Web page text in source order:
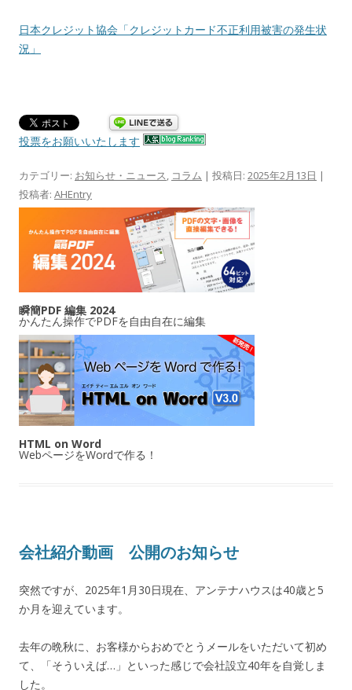
日本クレジット協会「クレジットカード不正利用被害の発生状
況」
投票をお願いいたします
カテゴリー: お知らせ・ニュース, コラム | 投稿日: 2025年2月13日 |
投稿者: AHEntry
瞬簡PDF 編集 2024
かんたん操作でPDFを自由自在に編集
HTML on Word
WebページをWordで作る！
会社紹介動画 公開のお知らせ
突然ですが、2025年1月30日現在、アンテナハウスは40歳と5
か月を迎えています。
去年の晩秋に、お客様からおめでとうメールをいただいて初め
て、「そういえば…」といった感じで会社設立40年を自覚しま
した。